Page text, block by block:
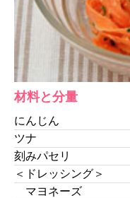
材料と分量
にんじん
ツナ
刻みパセリ
＜ドレッシング＞
マヨネーズ